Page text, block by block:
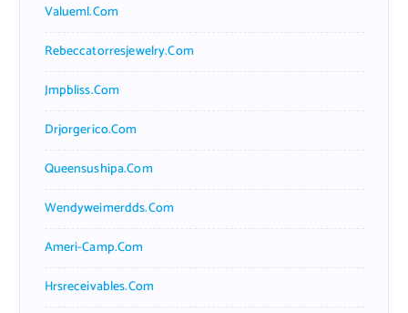
Valueml.com
Rebeccatorresjewelry.com
Jmpbliss.com
Drjorgerico.com
Queensushipa.com
Wendyweimerdds.com
Ameri-Camp.com
Hrsreceivables.com